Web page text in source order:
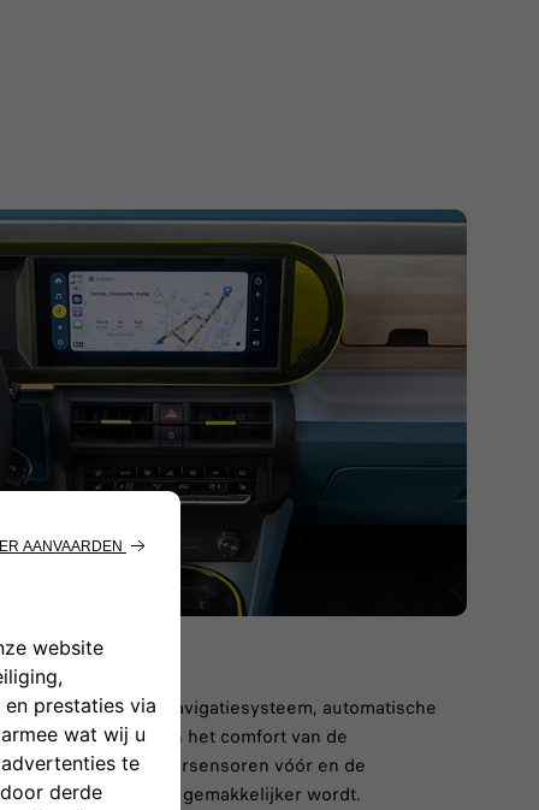
een ingebouwd navigatiesysteem, automatische
Maar ook van het comfort van de
parkeersensoren vóór en de
in de stad veel gemakkelijker wordt.